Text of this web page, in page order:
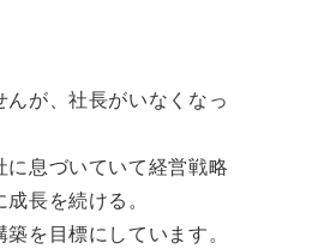
んが、社長がいなくなっ
に息づいていて経営戦略
長を続ける。
を目標にしています。